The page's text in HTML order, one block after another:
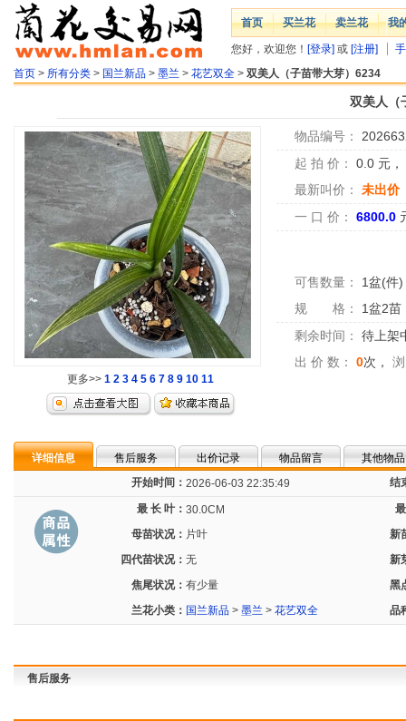
首页 买兰花 卖兰花 我
您好，欢迎您！ [登录] 或 [注册]
首页 > 所有分类 > 国兰新品 > 墨兰 > 花艺双全 > 双美人（子苗带大芽）6234
双美人（
更多>> 1 2 3 4 5 6 7 8 9 10 11
物品编号：
起 拍 价：
0.0 元，
最新叫价：
未出价
一 口 价：
6800.0
可售数量： 1盆(件)
规 格：
1盆2苗
剩余时间：
待上架
出 价 数：
0次，
详细信息 售后服务 出价记录 物品留言
其他物品
开始时间： 2026-06-03 22:35:49 结
最 长 叶： 30.0CM
母苗状况： 片叶
新
四代苗状况： 无
新
焦尾状况： 有少量
黑
兰花小类： 国兰新品 > 墨兰 > 花艺双全 品
售后服务